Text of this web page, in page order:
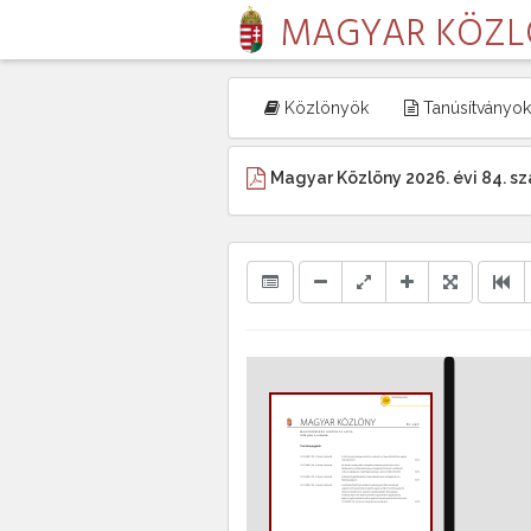
MAGYAR
Közlönyök Tanúsítványok
Magyar Közlöny 2026. évi 84.